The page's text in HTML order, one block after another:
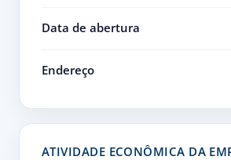
Data de abertura
Endereço
ATIVIDADE ECONÔMICA DA